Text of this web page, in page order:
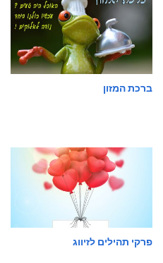
ברכת המזון
פרקי תהילים לזיווג